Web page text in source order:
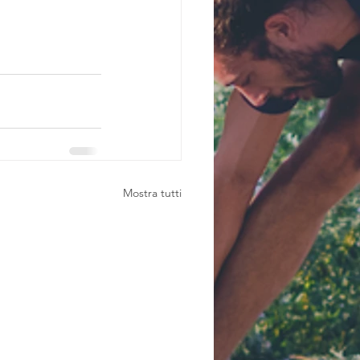
Mostra tutti